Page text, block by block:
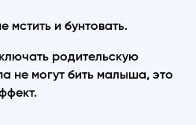
мстить и бунтовать.
родительскую
не могут бить малыша, это